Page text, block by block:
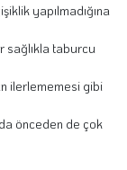
yapılmadığına
sağlıkla taburcu
ilerlememesi gibi
önceden de çok